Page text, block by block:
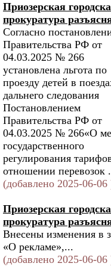
Приозерская
прокуратура
Согласно
Правительства РФ от
04.03.2025 № 266
установлена льгота по
проезду детей в
дальнего следования
Постановлением
Правительства РФ от
04.03.2025 № 266«О
государственного
регулирования
отношении перевозок
(добавлено 2025-06-06
Приозерская
прокуратура
Внесены изменения в
«О рекламе»,...
(добавлено 2025-06-06